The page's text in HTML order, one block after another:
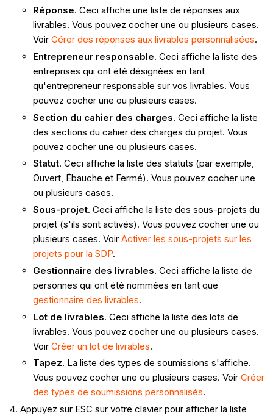
Réponse. Ceci affiche une liste de réponses aux
livrables. Vous pouvez cocher une ou plusieurs cases.
Voir Gérer des réponses aux livrables personnalisées.
Entrepreneur responsable. Ceci affiche la liste des
entreprises qui ont été désignées en tant
qu'entrepreneur responsable sur vos livrables. Vous
pouvez cocher une ou plusieurs cases.
Section du cahier des charges. Ceci affiche la liste
des sections du cahier des charges du projet. Vous
pouvez cocher une ou plusieurs cases.
Statut. Ceci affiche la liste des statuts (par exemple,
Ouvert, Ébauche et Fermé). Vous pouvez cocher une
ou plusieurs cases.
Sous-projet. Ceci affiche la liste des sous-projets du
projet (s'ils sont activés). Vous pouvez cocher une ou
plusieurs cases. Voir Activer les sous-projets sur les
projets pour la SDP.
Gestionnaire des livrables. Ceci affiche la liste de
personnes qui ont été nommées en tant que
gestionnaire des livrables.
Lot de livrables. Ceci affiche la liste des lots de
livrables. Vous pouvez cocher une ou plusieurs cases.
Voir Créer un lot de livrables.
Tapez. La liste des types de soumissions s'affiche.
Vous pouvez cocher une ou plusieurs cases. Voir Créer
des types de soumissions personnalisés.
Appuyez sur ESC sur votre clavier pour afficher la liste